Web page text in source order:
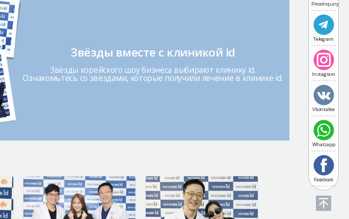
PriceInquiry
Telegram
Instagram
Vkontakte
Whatsapp
Facebook
Звёзды вместе с клиникой id
Звёзды корейского шоу бизнеса выбирают клинику id.
Ознакомьтесь со звёздами, которые получили лечение в клинике id.